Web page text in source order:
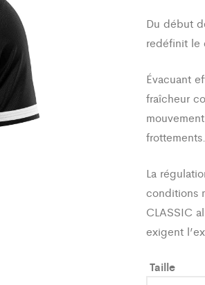
Du début
redéfinit le
Évacuant
fraîcheur
frottements.
La
conditions
CLASSIC
exigent
Taille